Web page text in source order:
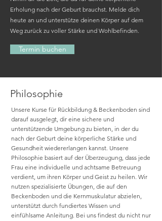
Erholung nach der Geburt brauchst. Melde dich
heute an und unterstütze deinen Körper auf dem
Weg zurück zu voller Stärke und Wohlbefinden.
Termin buchen
Philosophie
Unsere Kurse für Rückbildung & Beckenboden sind
darauf ausgelegt, dir eine sichere und
unterstützende Umgebung zu bieten, in der du
nach der Geburt deine körperliche Stärke und
Gesundheit wiedererlangen kannst. Unsere
Philosophie basiert auf der Überzeugung, dass jede
Frau eine individuelle und achtsame Betreuung
verdient, um ihren Körper und Geist zu heilen. Wir
nutzen spezialisierte Übungen, die auf den
Beckenboden und die Kernmuskulatur abzielen,
unterstützt durch fundiertes Wissen und
einfühlsame Anleitung. Bei uns findest du nicht nur